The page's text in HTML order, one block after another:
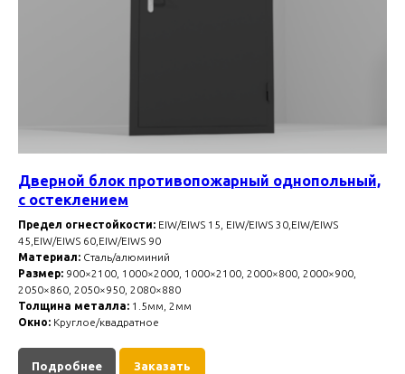
Дверной блок противопожарный однопольный,
с остеклением
Предел огнестойкости: EIW/EIWS 15, EIW/EIWS 30,EIW/EIWS
45,EIW/EIWS 60,EIW/EIWS 90
Материал: Сталь/алюминий
Размер: 900×2100, 1000×2000, 1000×2100, 2000×800, 2000×900,
2050×860, 2050×950, 2080×880
Толщина металла: 1.5мм, 2мм
Окно: Круглое/квадратное
Подробнее Заказать